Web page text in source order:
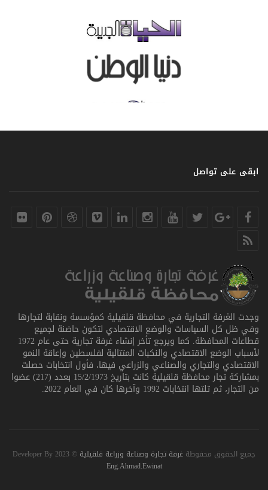
ابقى على تواصل
وجدت الغرفة التجارية في محافظة قلقيلية كمؤسسة ونقابة لتجارها
وفي ظل كل السياسات والوضع الاقتصادي لتكون حاضنة لجميع
قطاعات المحافظة. كما ويرجع تأخر إنشاء غرفة تجارية حتى عام 1972
لأسباب الوضع الاقتصادي والنكبات المتتالية لفلسطين وإعاقة النمو
الاقتصادي والتجاري والصناعي والزراعي فيها، فأول انتخابات حصلت
بمشاركة تجار محافظة قلقيلية كانت بتاريخ 15/2/1973 بعدد (217) عضوا
من التجار، ثم تلتها انتخابات 1992 وآخرها كان في العام 2022.
جميع الحقوق محفوظة غرفة تجارة وصناعة وزراعة قلقيلية © 2023 Developer By
Eng.Ahmad.Ewinat